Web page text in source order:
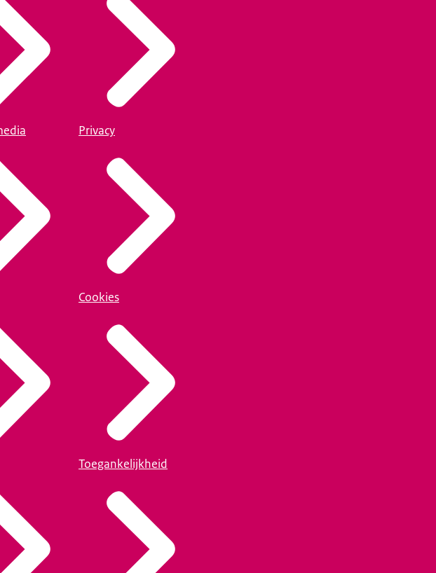
Privacy
Cookies
Toegankelijkheid